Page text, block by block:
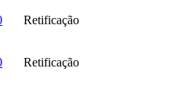
Retificação
Retificação